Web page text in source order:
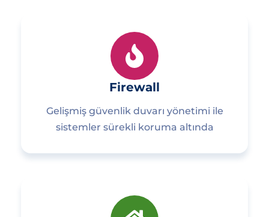
Firewall
Gelişmiş güvenlik duvarı yönetimi ile
sistemler sürekli koruma altında